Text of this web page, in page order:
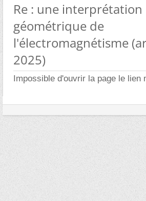
Re : une interprétation
géométrique de
l'électromagnétisme
2025)
Impossible d'ouvrir la page le lien